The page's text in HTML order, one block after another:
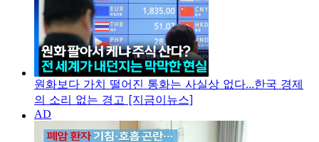
원화보다 가치 떨어진 통화는 사실상 없다...한국 경제
의 소리 없는 경고 [지금이뉴스]